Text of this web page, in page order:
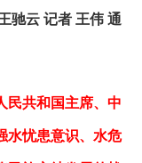
驰云 记者 王伟 通
民共和国主席、中
水忧患意识、水危